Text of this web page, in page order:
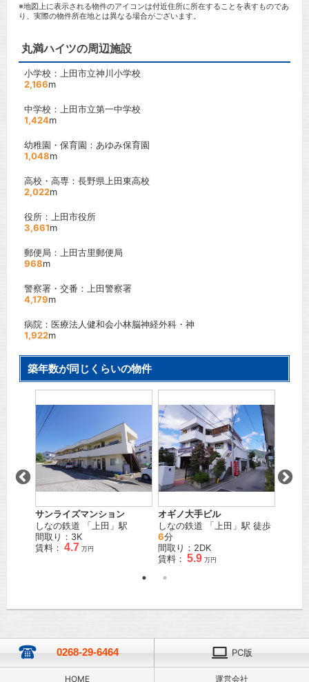
※地図上に表示される物件のアイコンは付近住所に所在することを表すものであ
り、実際の物件所在地とは異なる場合がございます。
丸満ハイツの周辺施設
小学校：上田市立神川小学校
2,166m
中学校：上田市立第一中学校
1,424m
幼稚園・保育園：あゆみ保育園
1,048m
高校・高専：長野県上田東高校
2,022m
役所：上田市役所
3,661m
郵便局：上田古里郵便局
968m
警察署・交番：上田警察署
4,179m
病院：医療法人健和会小林脳神経外科・神
1,922m
築年数が同じくらいの物件
サンライズマンション
しなの鉄道 「 上田 」駅
間取り：3K
賃料： 4.7 万円
オギノ大手ビル
しなの鉄道 「 上田 」駅 徒歩
6分
間取り：2DK
賃料： 5.9 万円
0268-29-6464 PC版
HOME 運営会社